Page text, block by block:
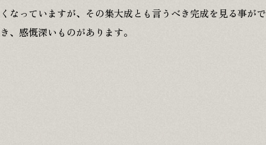
くなっていますが、その集大成とも言うべき完成を見る事がで
き、感慨深いものがあります。